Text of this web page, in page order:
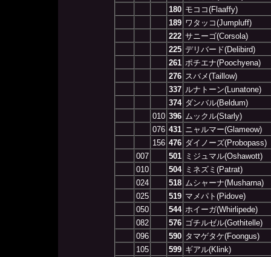
180 モココ(Flaaffy)
189 ワタッコ(Jumpluff)
222 サニーゴ(Corsola)
225 デリバード(Delibird)
261 ポチエナ(Poochyena)
276 スバメ(Taillow)
337 ルナトーン(Lunatone)
374 ダンバル(Beldum)
010 396 ムックル(Starly)
076 431 ニャルマー(Glameow)
156 476 ダイノーズ(Probopass)
007
501
ミジュマル(Oshawott)
010
504
ミネズミ(Patrat)
024
518 ムシャーナ(Musharna)
025
519 マメパト(Pidove)
050
544 ホイーガ(Whirlipede)
082
576 ゴチルゼル(Gothitelle)
096
590 タマゲタケ(Foongus)
105
599 ギアル(Klink)